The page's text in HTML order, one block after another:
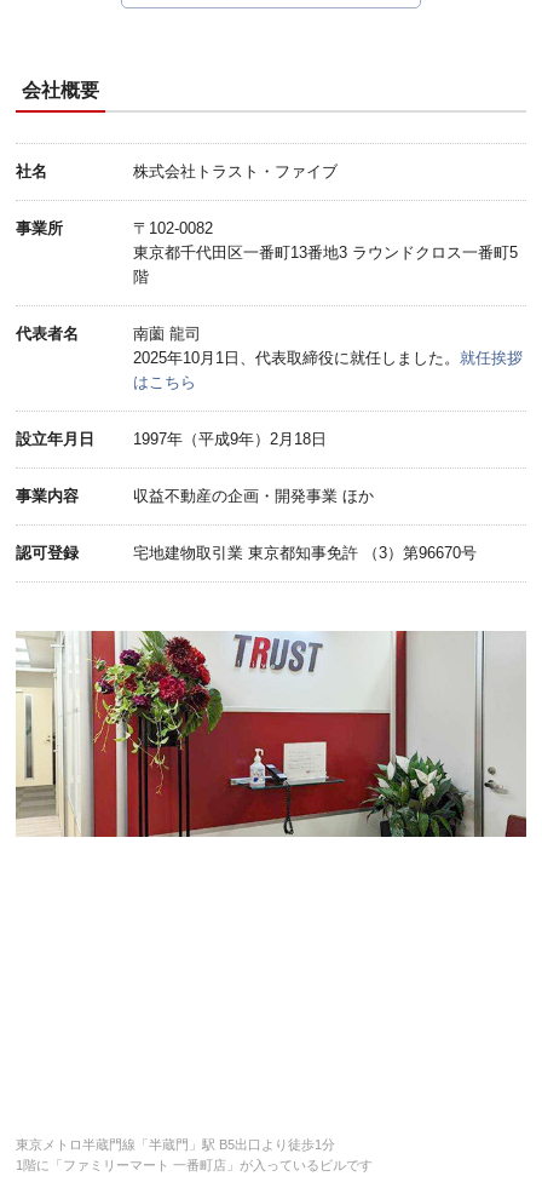
会社概要
社名 株式会社トラスト・ファイブ
事業所
〒102-0082
東京都千代田区一番町13番地3 ラウンドクロス一番町5
階
代表者名
南薗 龍司
2025年10月1日、代表取締役に就任しました。就任挨拶
はこちら
設立年月日 1997年（平成9年）2月18日
事業内容 収益不動産の企画・開発事業 ほか
認可登録 宅地建物取引業 東京都知事免許 （3）第96670号
東京メトロ半蔵門線「半蔵門」駅 B5出口より徒歩1分
1階に「ファミリーマート 一番町店」が入っているビルです